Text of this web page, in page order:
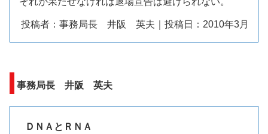
投稿者：事務局長 井阪 英夫｜投稿日：2010年3月
事務局長 井阪 英夫
ＤＮＡとＲＮＡ